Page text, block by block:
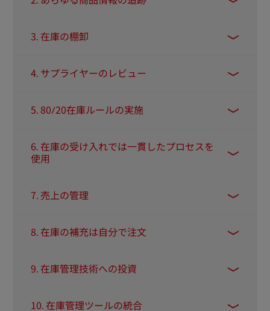
頻度がわかります。グループAはより価格の高い
ループBの価格はそれほど高くないので、グルー
要になります。
してください。SKU、バーコードデータ、サプ
た、各商品のコストも時系列で追跡できるよう
3. 在庫の棚卸
さい。これは年次、月次、週次に行い、最も人
4. サプライヤーのレビュー
客満足度の低下の原因になります。配送が頻繁
ンの遅延が発生する場合はサプライヤーを替え
る準備をしてください。サプライヤーを広げ、
5. 80/20在庫ルールの実施
20％に由来します。この在庫の20％の管理を優
先的に行うことで、毎週または毎月人気商品が
ます。
6. 在庫の受け入れでは一貫したプロセスを
使用
なる方法を使うと、在庫数と購入注文の間に齟
し、全員がまったく同じ方法で在庫を受け入れ
7. 売上の管理
の総数を更新してください。このデータを分析
品がよく売れるのか、または特定の商品の売上
の管理にも役立ちます。
8. 在庫の補充は自分で注文
て行ってくれるところもあります。しかし、あ
トックするためにも在庫の確認と補充は自分で
9. 在庫管理技術への投資
10. 在庫管理ツールの統合